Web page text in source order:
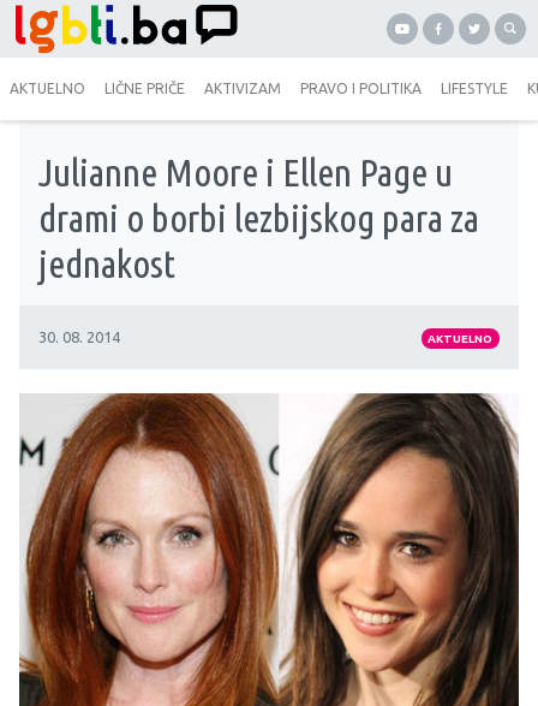
AKTUELNO LIČNE PRIČE AKTIVIZAM PRAVO I POLITIKA LIFESTYLE
Julianne Moore i Ellen Page u
drami o borbi lezbijskog para za
jednakost
30. 08. 2014 AKTUELNO